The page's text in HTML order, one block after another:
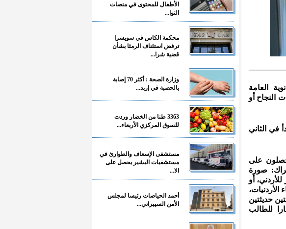
العامة
النجاح أو
في الثاني
على
صورة
أو
حديثتين
الشخصية المرفقة قياس 4×6، إضافة إلى رسوم اشتراك 20 دينارا للطالب
الأطفال للمحتوى في منصات
التوا...
محكمة الكاس في سويسرا
ترفض استئناف الرمثا بشأن
قضية شرا...
وزارة الصحة : أكثر 70 إصابة
بالحصبة في إربد...
3363 طنا من الخضار وردت
للسوق المركزي الأربعاء...
مستشفى الإسعاف والطوارئ في
مستشفيات البشير يحصل على
الا...
أحمد الحياصات رئيسا لمجلس
الأمن السيبراني...